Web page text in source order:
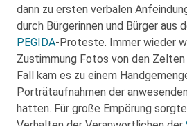
dann zu ersten verbalen
durch Bürgerinnen und Bürger aus
PEGIDA-Proteste. Immer wieder
Zustimmung Fotos von den
Fall kam es zu einem
Porträtaufnahmen der
hatten. Für große Empörung